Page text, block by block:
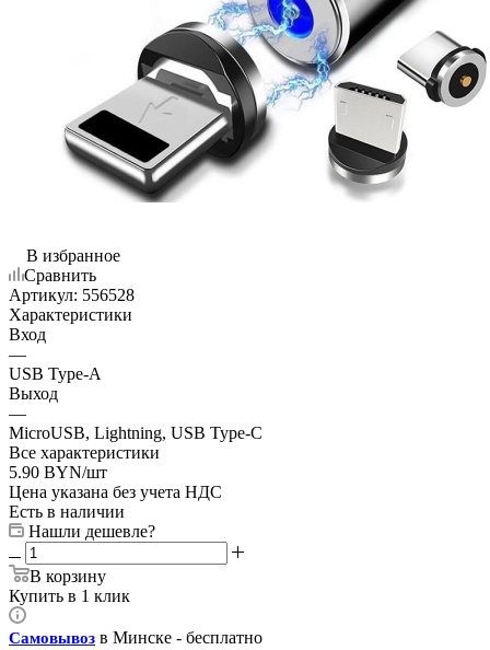
В избранное
Сравнить
Артикул: 556528
Характеристики
Вход
—
USB Type-A
Выход
—
MicroUSB, Lightning, USB Type-C
Все характеристики
5.90 BYN/шт
Цена указана без учета НДС
Есть в наличии
Нашли дешевле?
В корзину
Купить в 1 клик
Самовывоз в Минске - бесплатно